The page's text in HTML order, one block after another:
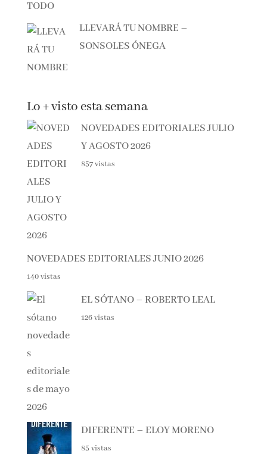
LLEVARÁ TU NOMBRE –
SONSOLES ÓNEGA
Lo + visto esta semana
NOVEDADES EDITORIALES JULIO
Y AGOSTO 2026
857 vistas
NOVEDADES EDITORIALES JUNIO 2026
140 vistas
EL SÓTANO – ROBERTO LEAL
126 vistas
DIFERENTE – ELOY MORENO
85 vistas